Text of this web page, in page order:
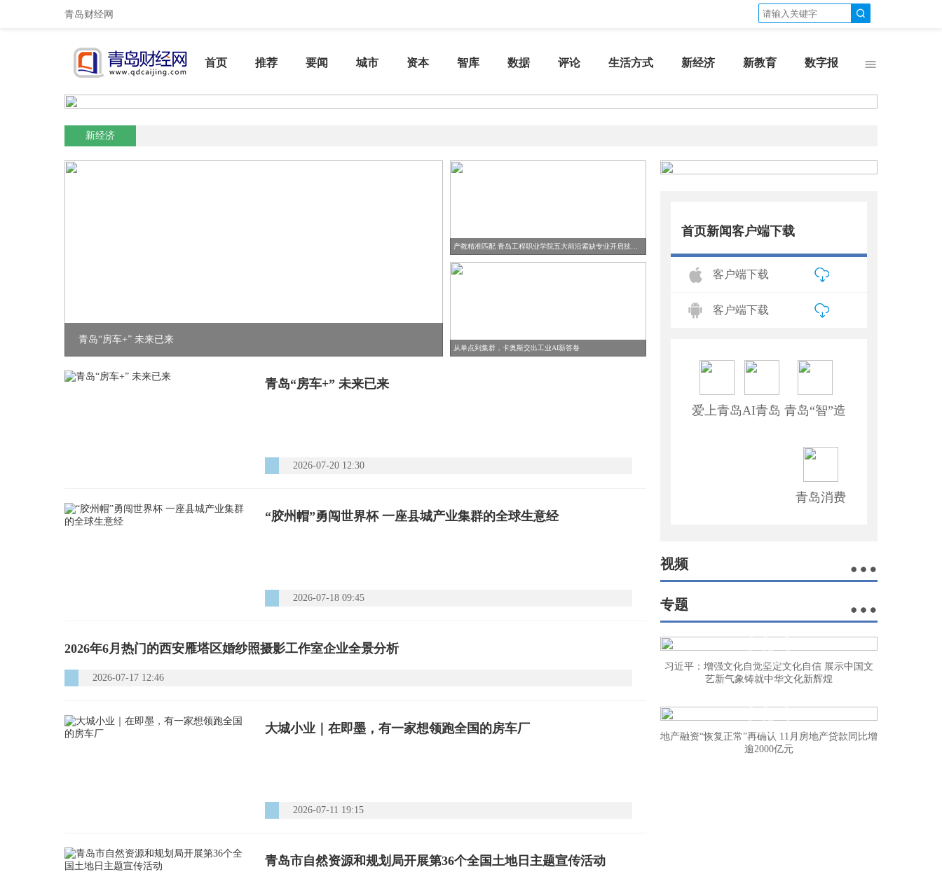
青岛财经网
首页 推荐 要闻 城市 资本 智库 数据 评论 生活方式 新经济 新教育 数字报
新经济
青岛“房车+” 未来已来
从单点到集群，卡奥斯交出工业AI新答卷
青岛“房车+” 未来已来
2026-07-20 12:30
“胶州帽”勇闯世界杯 一座县城产业集群的全球生意经
2026-07-18 09:45
2026年6月热门的西安雁塔区婚纱照摄影工作室企业全景分析
2026-07-17 12:46
大城小业｜在即墨，有一家想领跑全国的房车厂
2026-07-11 19:15
青岛市自然资源和规划局开展第36个全国土地日主题宣传活动
首页新闻客户端下载
客户端下载
客户端下载
爱上青岛 青岛“智”造
AI青岛
青岛消费
视频
专题
习近平：增强文化自觉坚定文化自信 展示中国文
艺新气象铸就中华文化新辉煌
地产融资“恢复正常”再确认 11月房地产贷款同比增
逾2000亿元